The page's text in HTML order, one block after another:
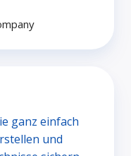
ganz einfach
und